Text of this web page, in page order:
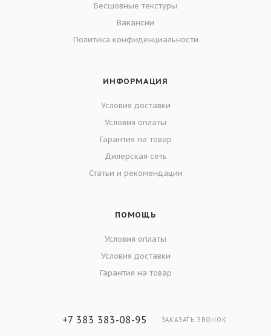
Бесшовные текстуры
Вакансии
Политика конфиденциальности
ИНФОРМАЦИЯ
Условия доставки
Условия оплаты
Гарантия на товар
Дилерская сеть
Статьи и рекомендации
ПОМОЩЬ
Условия оплаты
Условия доставки
Гарантия на товар
+7 383 383-08-95 ЗАКАЗАТЬ ЗВОНОК